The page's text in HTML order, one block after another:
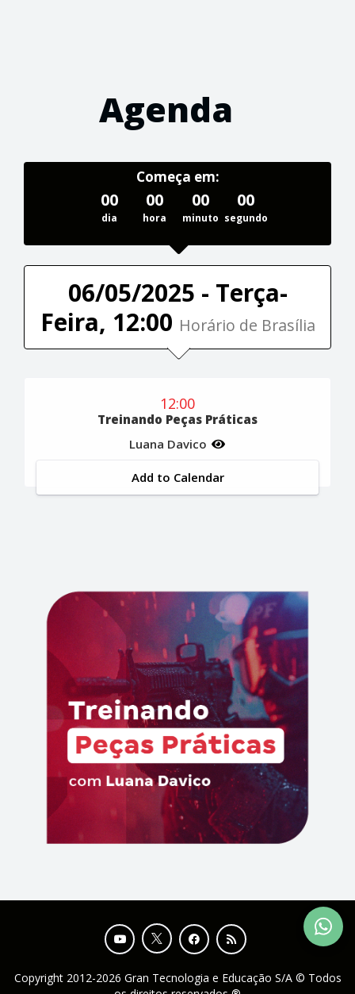
Agenda
Começa em:
00
dia
00
hora
00
minuto
00
segundo
06/05/2025 - Terça-
Feira, 12:00 Horário de Brasília
12:00
Treinando Peças Práticas
Luana Davico
Add to Calendar
Copyright 2012-2026 Gran Tecnologia e Educação S/A © Todos